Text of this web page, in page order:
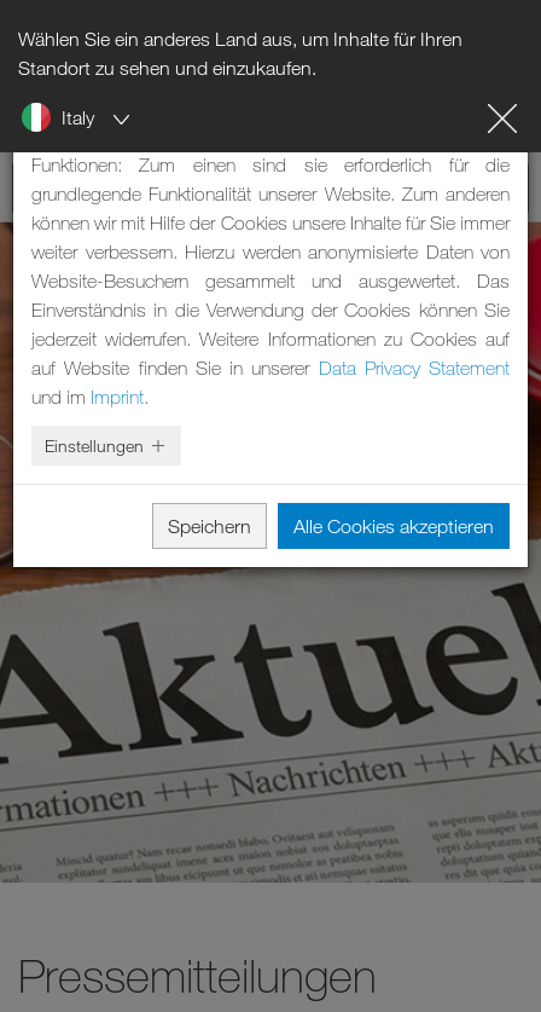
Wählen Sie ein anderes Land aus, um Inhalte für Ihren
Standort zu sehen und einzukaufen.
Italy
Pressemitteilungen
Hinweis zu Cookies
Unsere Webseite verwendet Cookies. Diese haben zwei
Funktionen: Zum einen sind sie erforderlich für die
grundlegende Funktionalität unserer Website. Zum anderen
können wir mit Hilfe der Cookies unsere Inhalte für Sie immer
weiter verbessern. Hierzu werden anonymisierte Daten von
Website-Besuchern gesammelt und ausgewertet. Das
Einverständnis in die Verwendung der Cookies können Sie
jederzeit widerrufen. Weitere Informationen zu Cookies auf
auf Website finden Sie in unserer Data Privacy Statement
und im Imprint.
Einstellungen
Speichern Alle Cookies akzeptieren